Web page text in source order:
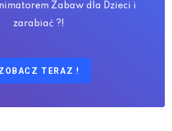
Zabaw dla Dzieci i
zarabiać ?!
TERAZ !